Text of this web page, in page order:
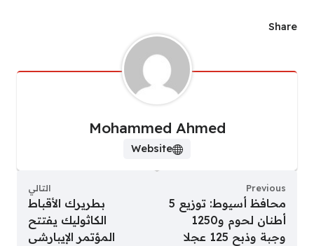
Share
Mohammed Ahmed
Website
Previous
محافظ أسيوط: توزيع 5
أطنان لحوم و1250
وجبة وذبح 125 عجلا
التالي
بطريرك الأقباط
الكاثوليك يفتتح
المؤتمر الإيبارشى